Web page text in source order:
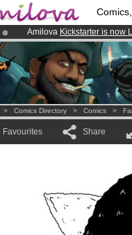
Amilova Kickstarter is now
Premium membership from
Already 134393 members
> Comics Directory > Comics >
Favourites Share